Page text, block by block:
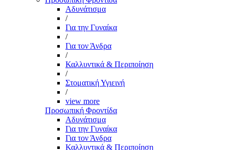
Αδυνάτισμα
/
Για την Γυναίκα
/
Για τον Άνδρα
/
Καλλυντικά & Περιποίηση
/
Στοματική Υγιεινή
/
view more
Προσωπική Φροντίδα
Αδυνάτισμα
Για την Γυναίκα
Για τον Άνδρα
Καλλυντικά & Περιποίηση